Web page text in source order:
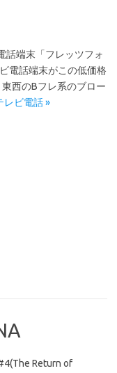
話端末「フレッツフォ
電話端末がこの低価格
西のBフレ系のブロー
レビ電話 »
Return of